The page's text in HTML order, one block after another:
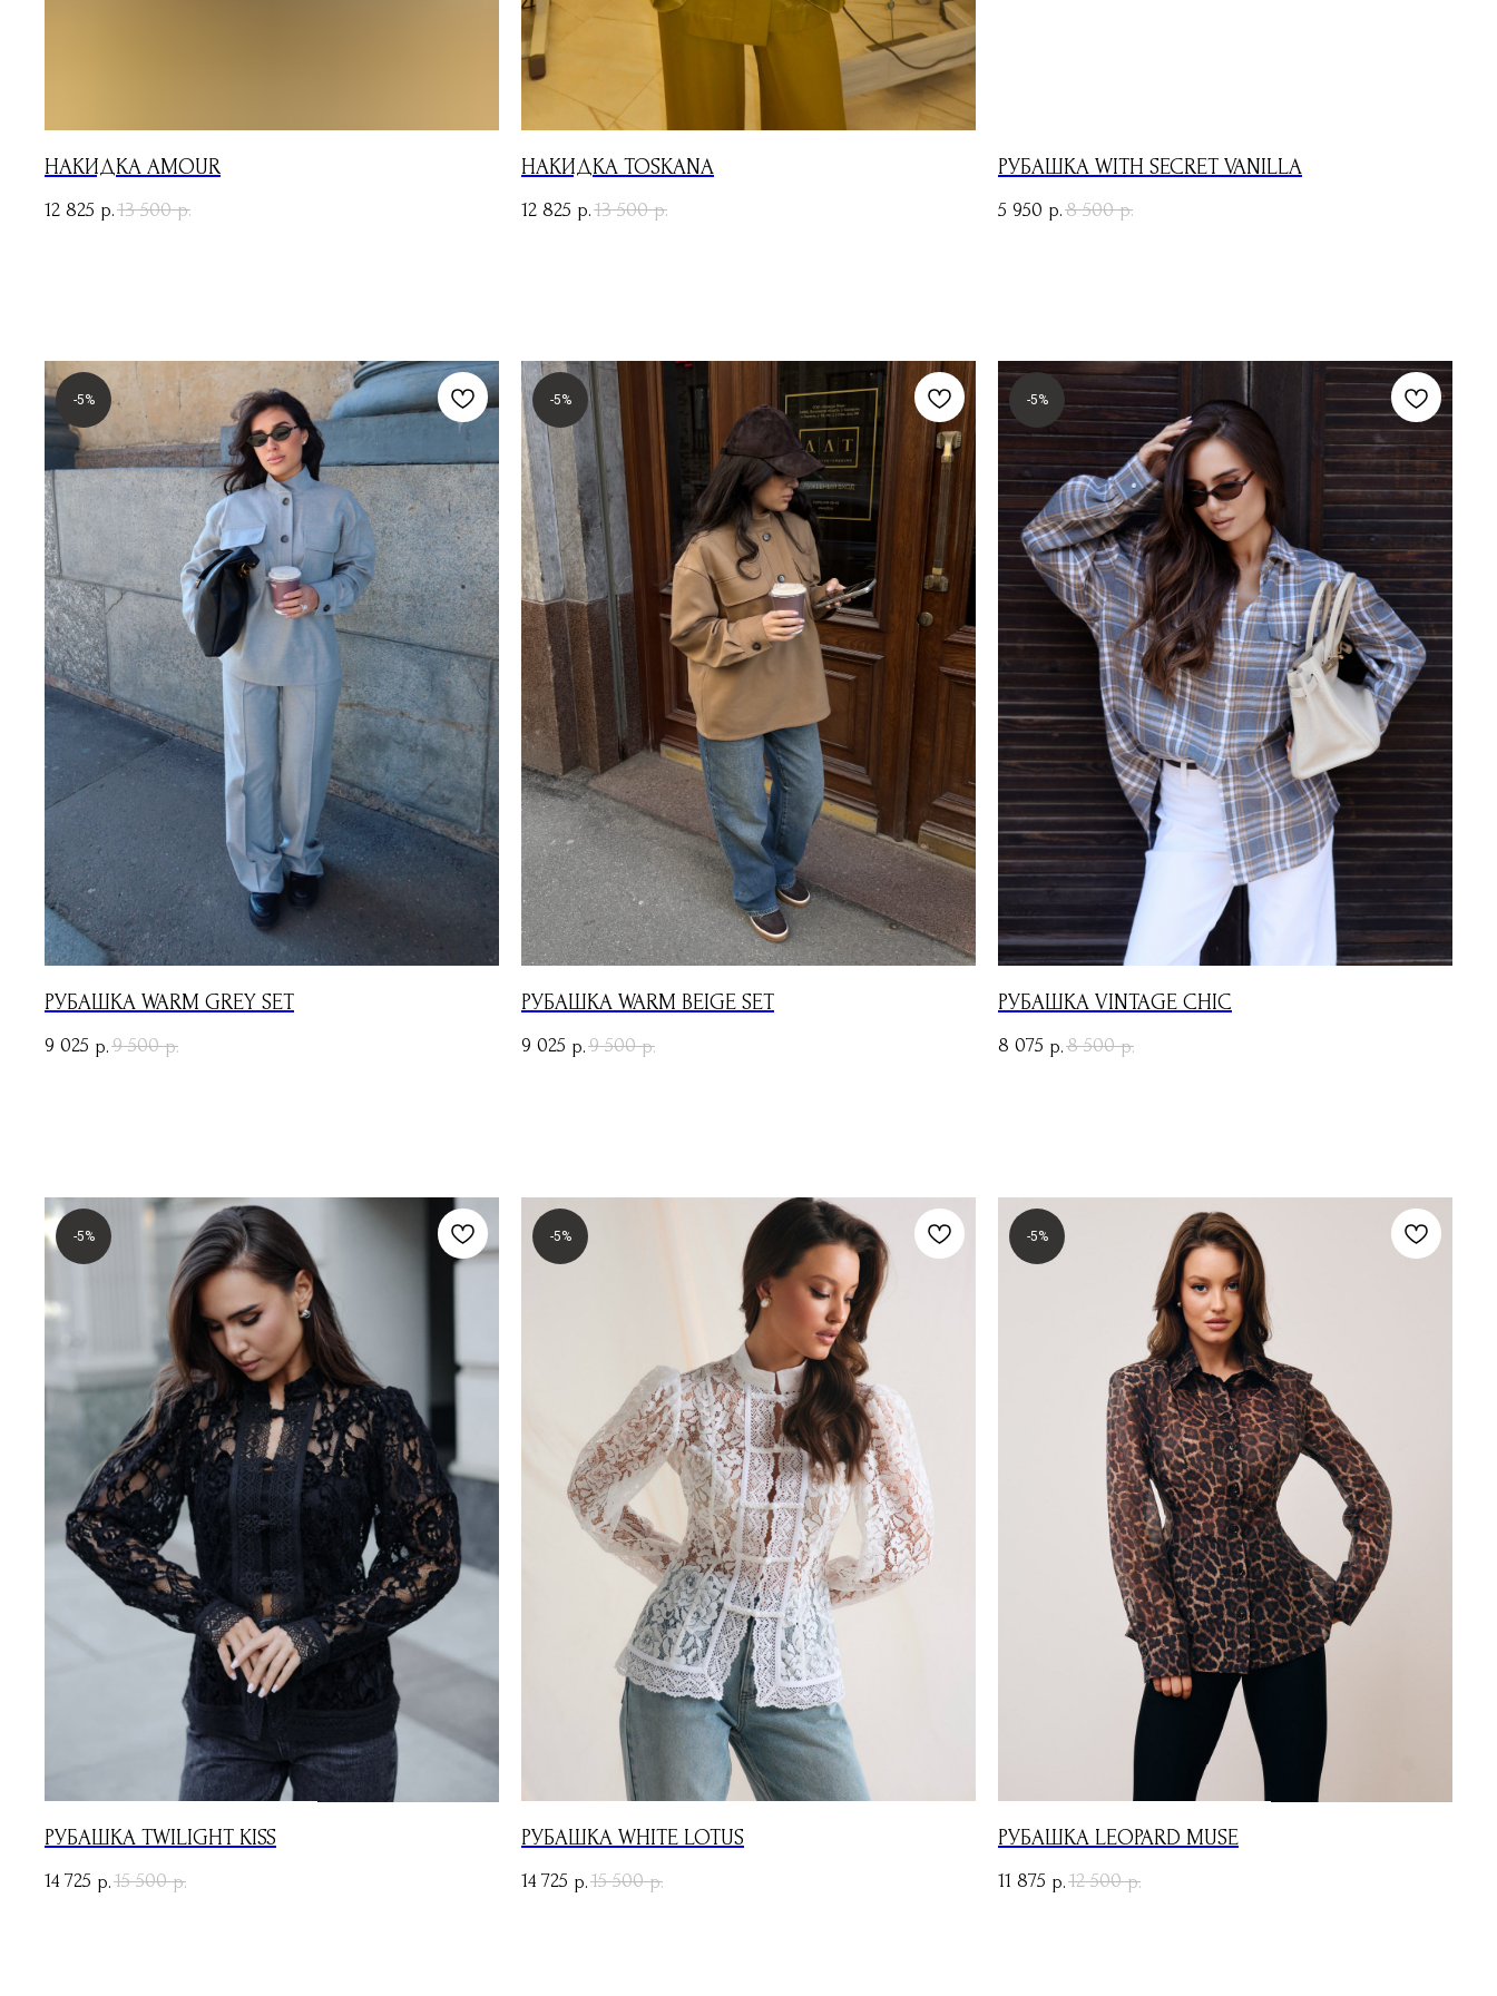
НАКИДКА AMOUR
12 825 р. 13 500 р.
НАКИДКА TOSKANA
12 825 р. 13 500 р.
РУБАШКА WITH SECRET VANILLA
5 950 р. 8 500 р.
-5%
РУБАШКА WARM GREY SET
9 025 р. 9 500 р.
-5%
РУБАШКА WARM BEIGE SET
9 025 р. 9 500 р.
-5%
РУБАШКА VINTAGE CHIC
8 075 р. 8 500 р.
-5%
РУБАШКА TWILIGHT KISS
14 725 р. 15 500 р.
-5%
РУБАШКА WHITE LOTUS
14 725 р. 15 500 р.
-5%
РУБАШКА LEOPARD MUSE
11 875 р. 12 500 р.